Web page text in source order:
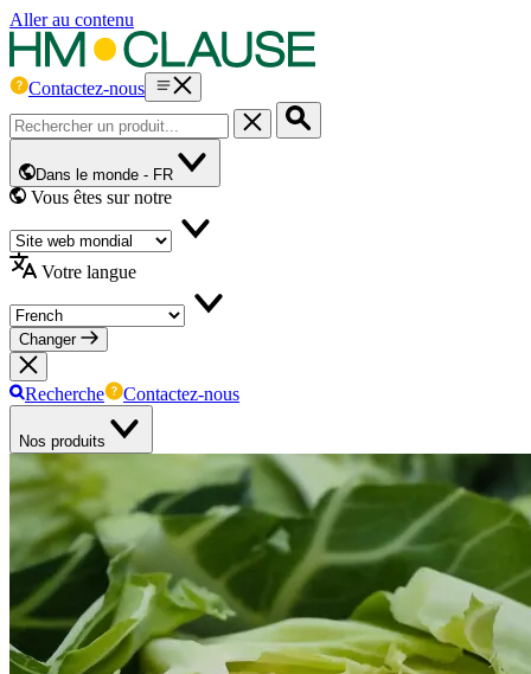
Aller au contenu
Contactez-nous
Dans le monde - FR
Vous êtes sur notre
Votre langue
Changer
Recherche Contactez-nous
Nos produits